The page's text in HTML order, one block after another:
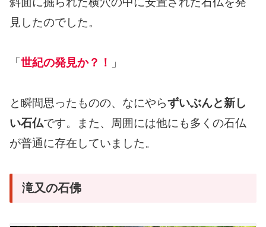
見したのでした。
「世紀の発見か？！ 」
と瞬間思ったものの、なにやらずいぶんと新し
い石仏です。また、周囲には他にも多くの石仏
が普通に存在していました。
滝又の石佛